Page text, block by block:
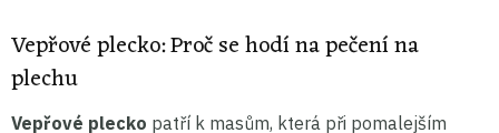
Vepřové plecko: Proč se hodí na pečení na
plechu
Vepřové plecko patří k masům, která při pomalejším